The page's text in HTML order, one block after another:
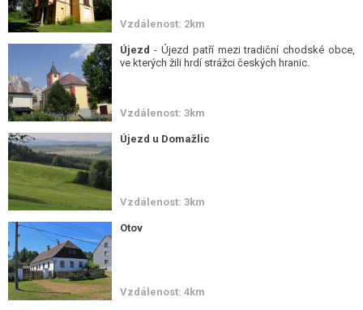
Vzdálenost: 2km
Újezd - Újezd patří mezi tradiční chodské obce,
ve kterých žili hrdí strážci českých hranic.
Vzdálenost: 3km
Újezd u Domažlic
Vzdálenost: 3km
Otov
Vzdálenost: 4km